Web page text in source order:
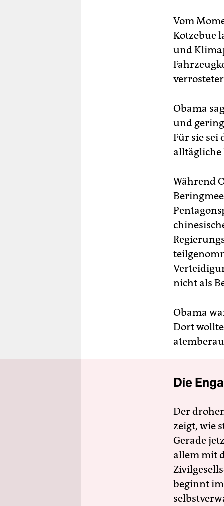
Vom
Kotzebue
und
Obama
und
Für sie
alltägliche
Während
nicht als
Obama
Dort
Die
Der
zeigt, wie
Gerade
allem mit
beginnt